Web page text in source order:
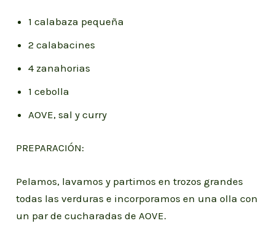
1 calabaza pequeña
2 calabacines
4 zanahorias
1 cebolla
AOVE, sal y curry
PREPARACIÓN:
Pelamos, lavamos y partimos en trozos grandes
todas las verduras e incorporamos en una olla con
un par de cucharadas de AOVE.